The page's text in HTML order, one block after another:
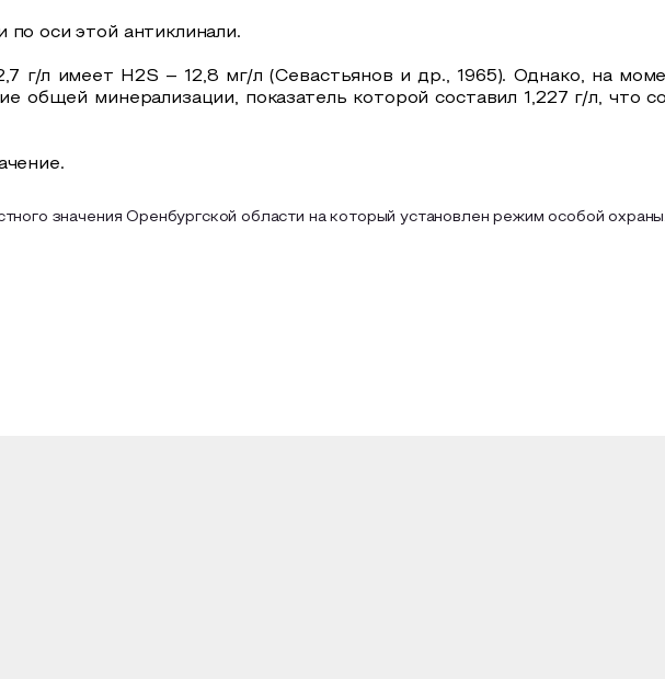
оси этой антиклинали.
г/л имеет H2S – 12,8 мг/л (Севастьянов и др., 1965). Однако, на
минерализации, показатель которой составил 1,227 г/л, что
значения Оренбургской области на который установлен режим особой